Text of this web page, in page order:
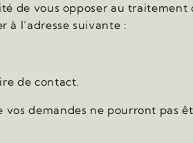
de vous opposer au
à l’adresse suivante :
de contact.
vos demandes ne pourront pas